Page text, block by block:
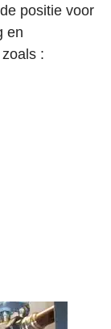
positie voor
en
: